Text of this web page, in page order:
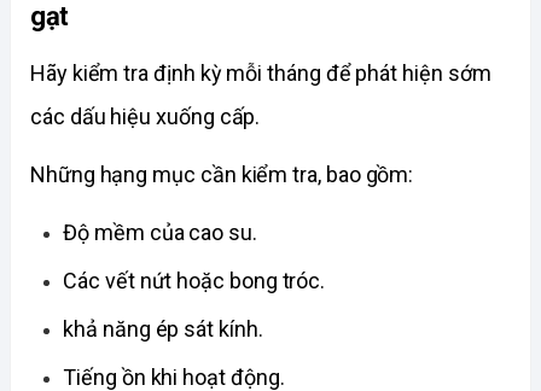
gạt
Hãy kiểm tra định kỳ mỗi tháng để phát hiện sớm
các dấu hiệu xuống cấp.
Những hạng mục cần kiểm tra, bao gồm:
Độ mềm của cao su.
Các vết nứt hoặc bong tróc.
khả năng ép sát kính.
Tiếng ồn khi hoạt động.